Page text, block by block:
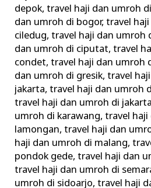
depok,travel haji dan umroh
dan umroh di bogor,travel
ciledug,travel haji dan umroh
dan umroh di ciputat,travel
condet,travel haji dan umroh
dan umroh di gresik,travel
jakarta,travel haji dan umroh
travel haji dan umroh di
umroh di karawang,travel haji
lamongan,travel haji dan
haji dan umroh di malang,
pondok gede,travel haji dan
travel haji dan umroh di
umroh di sidoarjo,travel haji